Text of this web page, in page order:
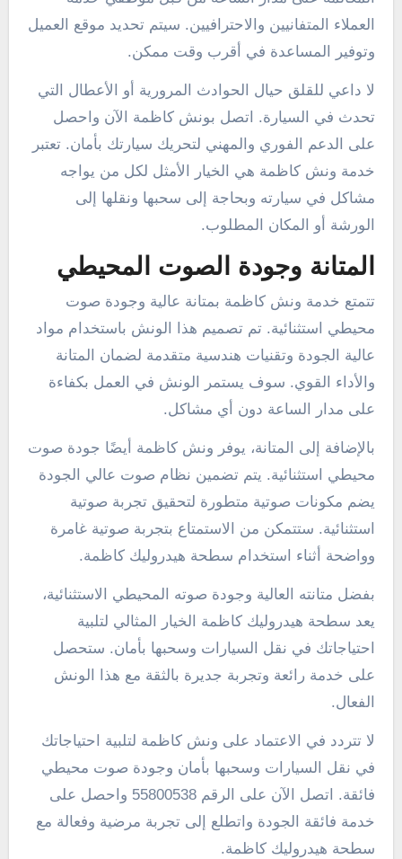
العملاء المتفانيين والاحترافيين. سيتم تحديد موقع العميل
وتوفير المساعدة في أقرب وقت ممكن.
لا داعي للقلق حيال الحوادث المرورية أو الأعطال التي
تحدث في السيارة. اتصل بونش كاظمة الآن واحصل
على الدعم الفوري والمهني لتحريك سيارتك بأمان. تعتبر
خدمة ونش كاظمة هي الخيار الأمثل لكل من يواجه
مشاكل في سيارته وبحاجة إلى سحبها ونقلها إلى
الورشة أو المكان المطلوب.
المتانة وجودة الصوت المحيطي
تتمتع خدمة ونش كاظمة بمتانة عالية وجودة صوت
محيطي استثنائية. تم تصميم هذا الونش باستخدام مواد
عالية الجودة وتقنيات هندسية متقدمة لضمان المتانة
والأداء القوي. سوف يستمر الونش في العمل بكفاءة
على مدار الساعة دون أي مشاكل.
بالإضافة إلى المتانة، يوفر ونش كاظمة أيضًا جودة صوت
محيطي استثنائية. يتم تضمين نظام صوت عالي الجودة
يضم مكونات صوتية متطورة لتحقيق تجربة صوتية
استثنائية. ستتمكن من الاستمتاع بتجربة صوتية غامرة
وواضحة أثناء استخدام سطحة هيدروليك كاظمة.
بفضل متانته العالية وجودة صوته المحيطي الاستثنائية،
يعد سطحة هيدروليك كاظمة الخيار المثالي لتلبية
احتياجاتك في نقل السيارات وسحبها بأمان. ستحصل
على خدمة رائعة وتجربة جديرة بالثقة مع هذا الونش
الفعال.
لا تتردد في الاعتماد على ونش كاظمة لتلبية احتياجاتك
في نقل السيارات وسحبها بأمان وجودة صوت محيطي
فائقة. اتصل الآن على الرقم 55800538 واحصل على
خدمة فائقة الجودة واتطلع إلى تجربة مرضية وفعالة مع
سطحة هيدروليك كاظمة.